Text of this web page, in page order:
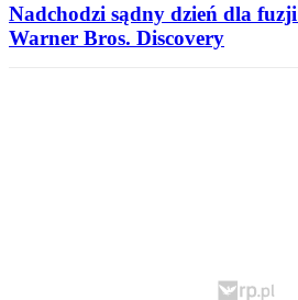
Nadchodzi sądny dzień dla
Warner Bros. Discovery